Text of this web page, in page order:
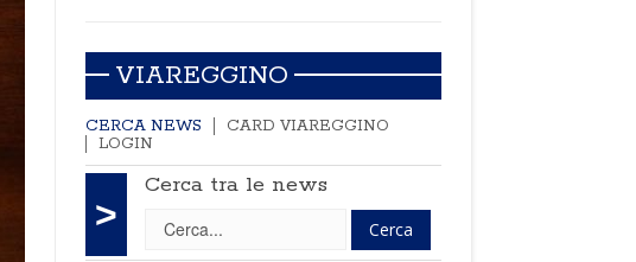
VIAREGGINO
CERCA NEWS
CARD VIAREGGINO
LOGIN
>
Cerca tra le news